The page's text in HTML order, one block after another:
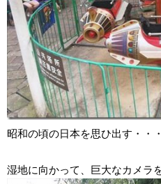
昭和の頃の日本を思ひ出す・・・
湿地に向かって、巨大なカメラ